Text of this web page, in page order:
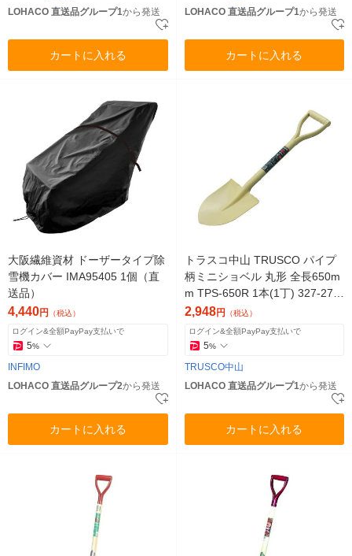
LOHACO 直送品グループ1から発送
カートに入れる
LOHACO 直送品グループ1から発送
カートに入れる
大阪繊維資材 ドーザータイプ除
雪機カバー IMA95405 1個（直
送品）
4,440円 （税込）
ログイン&全額PayPay支払いで
5%
INFIMO
LOHACO 直送品グループ2から発送
カートに入れる
トラスコ中山 TRUSCO パイプ
柄ミニショベル 丸形 全長650m
m TPS-650R 1本(1丁) 327-274
5（直送品）
2,948円 （税込）
ログイン&全額PayPay支払いで
5%
TRUSCO中山
LOHACO 直送品グループ1から発送
カートに入れる